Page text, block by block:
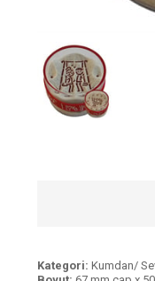
Kategori: Kumdan/